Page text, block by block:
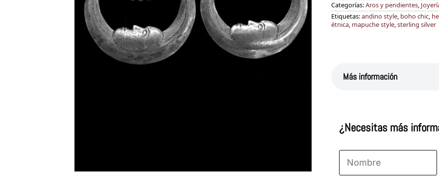
Categorías:Aros y pendientes,
Etiquetas:andino style, boho chic,
étnica, mapuche style,sterling silver
Más información
¿Necesitas más